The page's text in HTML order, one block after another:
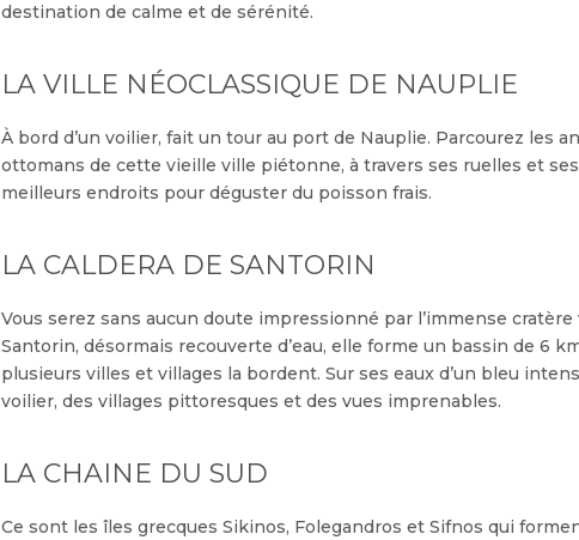
destination de calme et de sérénité.
LA VILLE NÉOCLASSIQUE DE NAUPLIE
À bord d’un voilier, fait un tour au port de Nauplie. Parcourez les
ottomans de cette vieille ville piétonne, à travers ses ruelles et ses
meilleurs endroits pour déguster du poisson frais.
LA CALDERA DE SANTORIN
Vous serez sans aucun doute impressionné par l’immense cratère
Santorin, désormais recouverte d’eau, elle forme un bassin de 6
plusieurs villes et villages la bordent. Sur ses eaux d’un bleu
voilier, des villages pittoresques et des vues imprenables.
LA CHAINE DU SUD
Ce sont les îles grecques Sikinos, Folegandros et Sifnos qui